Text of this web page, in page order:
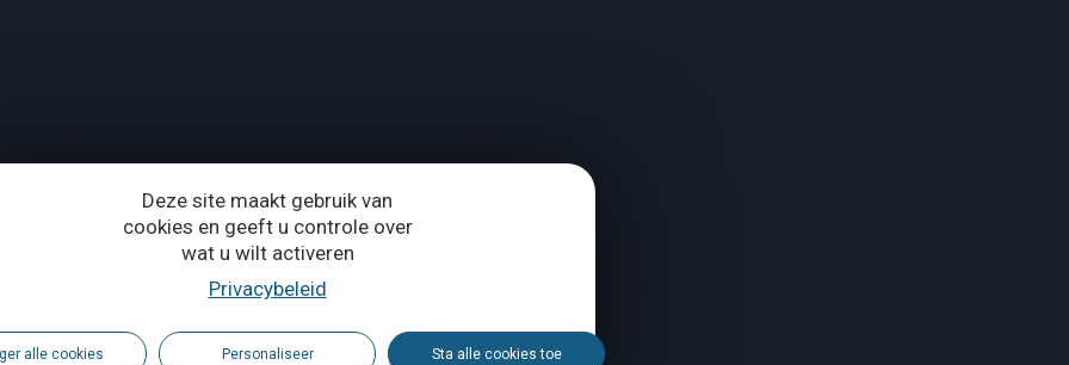
Deze site maakt gebruik van
cookies en geeft u controle over
wat u wilt activeren
Privacybeleid
alle cookies Personaliseer Sta alle cookies toe
Waals-Brabant